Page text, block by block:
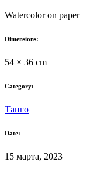
Watercolor on paper
Dimensions:
54 × 36 cm
Category:
Танго
Date:
15 марта, 2023